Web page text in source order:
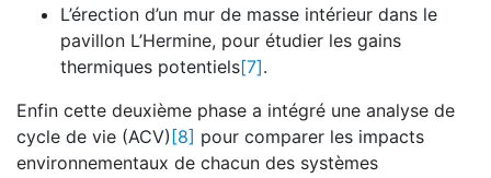
L’érection d’un mur de masse intérieur dans le
pavillon L’Hermine, pour étudier les gains
thermiques potentiels[7].
Enfin cette deuxième phase a intégré une analyse de
cycle de vie (ACV) [8] pour comparer les impacts
environnementaux de chacun des systèmes